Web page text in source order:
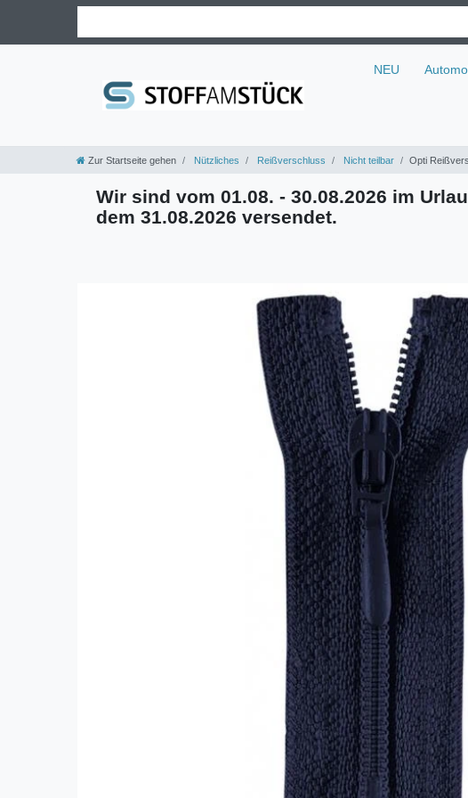
NEU
Zur Startseite gehen Nützliches Reißverschluss Nicht teilbar Opti
Wir sind vom 01.08. - 30.08.2026 im
dem 31.08.2026 versendet.